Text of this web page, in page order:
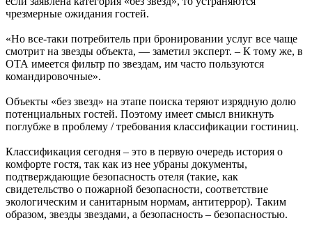
чрезмерные ожидания гостей.
«Но все-таки потребитель при бронировании услуг все чаще
смотрит на звезды объекта, — заметил эксперт. – К тому же, в
ОТА имеется фильтр по звездам, им часто пользуются
командировочные».
Объекты «без звезд» на этапе поиска теряют изрядную долю
потенциальных гостей. Поэтому имеет смысл вникнуть
поглубже в проблему / требования классификации гостиниц.
Классификация сегодня – это в первую очередь история о
комфорте гостя, так как из нее убраны документы,
подтверждающие безопасность отеля (такие, как
свидетельство о пожарной безопасности, соответствие
экологическим и санитарным нормам, антитеррор). Таким
образом, звезды звездами, а безопасность – безопасностью.